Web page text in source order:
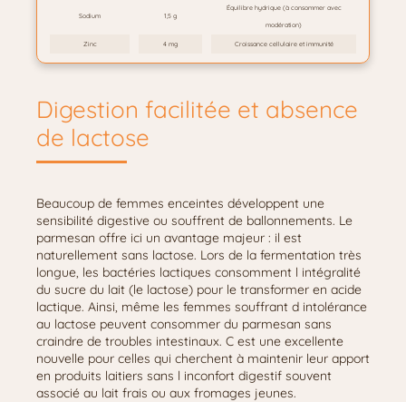
Sodium 1,5 g
Équilibre hydrique (à consommer avec
modération)
Zinc 4 mg Croissance cellulaire et immunité
Digestion facilitée et absence
de lactose
Beaucoup de femmes enceintes développent une
sensibilité digestive ou souffrent de ballonnements. Le
parmesan offre ici un avantage majeur : il est
naturellement sans lactose. Lors de la fermentation très
longue, les bactéries lactiques consomment l intégralité
du sucre du lait (le lactose) pour le transformer en acide
lactique. Ainsi, même les femmes souffrant d intolérance
au lactose peuvent consommer du parmesan sans
craindre de troubles intestinaux. C est une excellente
nouvelle pour celles qui cherchent à maintenir leur apport
en produits laitiers sans l inconfort digestif souvent
associé au lait frais ou aux fromages jeunes.